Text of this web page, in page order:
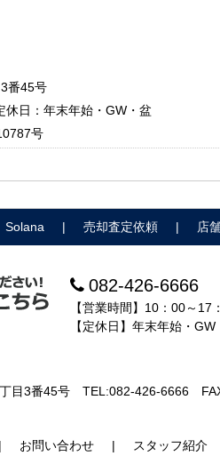
番45号
日：年末年始・GW・盆
号
Solana 売却査定依頼 店
082-426-6666
【営業時間】10：00～17
【定休日】年末年始・GW
目3番45号 TEL:082-426-6666
お問い合わせ スタッフ紹介